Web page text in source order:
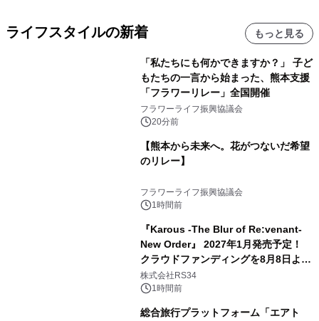
ライフスタイルの新着 もっと見る
「私たちにも何かできますか？」 子ど
もたちの一言から始まった、熊本支援
「フラワーリレー」全国開催
フラワーライフ振興協議会
20分前
【熊本から未来へ。花がつないだ希望
のリレー】
フラワーライフ振興協議会
1時間前
『Karous -The Blur of Re:venant-
New Order』 2027年1月発売予定！
クラウドファンディングを8月8日より
開始
株式会社RS34
1時間前
総合旅行プラットフォーム「エアト